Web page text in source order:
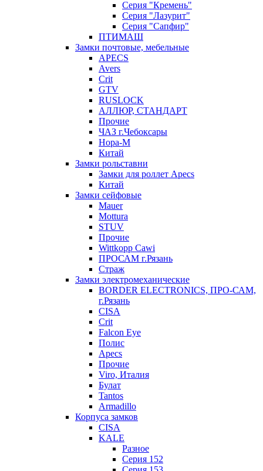
Серия "Кремень"
Серия "Лазурит"
Серия "Сапфир"
ПТИМАШ
Замки почтовые, мебельные
APECS
Avers
Crit
GTV
RUSLOCK
АЛЛЮР, СТАНДАРТ
Прочие
ЧАЗ г.Чебоксары
Нора-М
Китай
Замки рольставни
Замки для роллет Apecs
Китай
Замки сейфовые
Mauer
Mottura
STUV
Прочие
Wittkopp Cawi
ПРОСАМ г.Рязань
Страж
Замки электромеханические
BORDER ELECTRONICS, ПРО-САМ,
г.Рязань
CISA
Crit
Falcon Eye
Полис
Apecs
Прочие
Viro, Италия
Булат
Tantos
Armadillo
Корпуса замков
CISA
KALE
Разное
Серия 152